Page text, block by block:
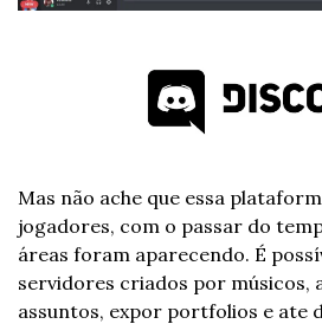
Mas não ache que essa
jogadores, com o passar do
áreas foram aparecendo. É
servidores criados por músicos,
assuntos, expor portfolios e ate